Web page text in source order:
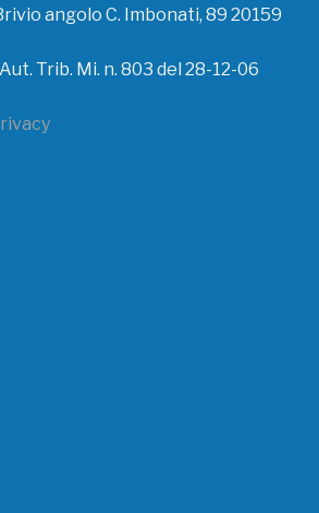
angolo C. Imbonati, 89 20159
Trib. Mi. n. 803 del 28-12-06